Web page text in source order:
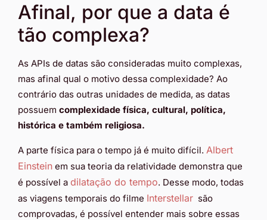
Afinal, por que a data é
tão complexa?
As APIs de datas são consideradas muito complexas,
mas afinal qual o motivo dessa complexidade? Ao
contrário das outras unidades de medida, as datas
possuem complexidade física, cultural, política,
histórica e também religiosa.
A parte física para o tempo já é muito difícil. Albert
Einstein em sua teoria da relatividade demonstra que
é possível a dilatação do tempo. Desse modo, todas
as viagens temporais do filme Interstellar são
comprovadas, é possível entender mais sobre essas